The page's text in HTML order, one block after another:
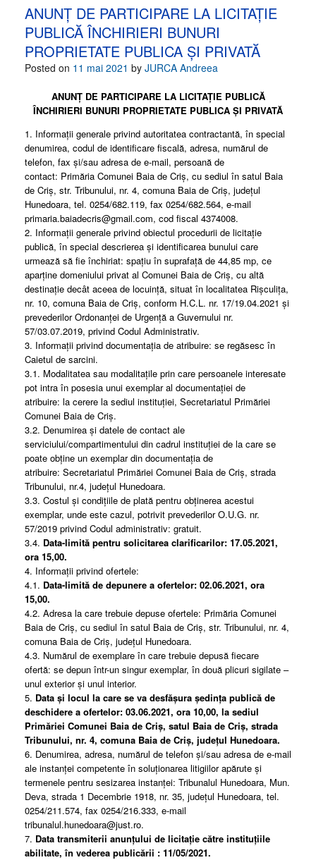
ANUNȚ DE PARTICIPARE LA LICITAȚIE
PUBLICĂ ÎNCHIRIERI BUNURI
PROPRIETATE PUBLICA ȘI PRIVATĂ
Posted on 11 mai 2021 by JURCA Andreea
ANUNȚ DE PARTICIPARE LA LICITAȚIE PUBLICĂ
ÎNCHIRIERI BUNURI PROPRIETATE PUBLICA ȘI PRIVATĂ
1. Informații generale privind autoritatea contractantă, în special
denumirea, codul de identificare fiscală, adresa, numărul de
telefon, fax și/sau adresa de e-mail, persoană de
contact: Primăria Comunei Baia de Criș, cu sediul în satul Baia
de Criș, str. Tribunului, nr. 4, comuna Baia de Criș, județul
Hunedoara, tel. 0254/682.119, fax 0254/682.564, e-mail
primaria.baiadecris@gmail.com, cod fiscal 4374008.
2. Informații generale privind obiectul procedurii de licitație
publică, în special descrierea și identificarea bunului care
urmează să fie închiriat: spațiu în suprafață de 44,85 mp, ce
aparține domeniului privat al Comunei Baia de Criș, cu altă
destinație decât aceea de locuință, situat în localitatea Rișculița,
nr. 10, comuna Baia de Criș, conform H.C.L. nr. 17/19.04.2021 și
prevederilor Ordonanței de Urgență a Guvernului nr.
57/03.07.2019, privind Codul Administrativ.
3. Informații privind documentația de atribuire: se regăsesc în
Caietul de sarcini.
3.1. Modalitatea sau modalitațile prin care persoanele interesate
pot intra în posesia unui exemplar al documentației de
atribuire: la cerere la sediul instituției, Secretariatul Primăriei
Comunei Baia de Criș.
3.2. Denumirea și datele de contact ale
serviciului/compartimentului din cadrul instituției de la care se
poate obține un exemplar din documentația de
atribuire: Secretariatul Primăriei Comunei Baia de Criș, strada
Tribunului, nr.4, județul Hunedoara.
3.3. Costul și condițiile de plată pentru obținerea acestui
exemplar, unde este cazul, potrivit prevederilor O.U.G. nr.
57/2019 privind Codul administrativ: gratuit.
3.4. Data-limită pentru solicitarea clarificarilor: 17.05.2021,
ora 15,00.
4. Informații privind ofertele:
4.1. Data-limită de depunere a ofertelor: 02.06.2021, ora
15,00.
4.2. Adresa la care trebuie depuse ofertele: Primăria Comunei
Baia de Criș, cu sediul în satul Baia de Criș, str. Tribunului, nr. 4,
comuna Baia de Criș, județul Hunedoara.
4.3. Numărul de exemplare în care trebuie depusă fiecare
ofertă: se depun într-un singur exemplar, în două plicuri sigilate –
unul exterior și unul interior.
5. Data și locul la care se va desfășura ședința publică de
deschidere a ofertelor: 03.06.2021, ora 10,00, la sediul
Primăriei Comunei Baia de Criș, satul Baia de Criș, strada
Tribunului, nr. 4, comuna Baia de Criș, județul Hunedoara.
6. Denumirea, adresa, numărul de telefon și/sau adresa de e-mail
ale instanței competente în soluționarea litigiilor apărute și
termenele pentru sesizarea instanței: Tribunalul Hunedoara, Mun.
Deva, strada 1 Decembrie 1918, nr. 35, județul Hunedoara, tel.
0254/211.574, fax 0254/216.333, e-mail
tribunalul.hunedoara@just.ro.
7. Data transmiterii anunțului de licitație către instituțiile
abilitate, în vederea publicării : 11/05/2021.